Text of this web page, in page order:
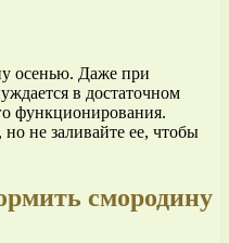
осенью. Даже при
в достаточном
функционирования.
не заливайте ее, чтобы
смородину